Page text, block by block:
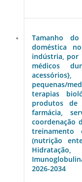
Tamanho
doméstica
indústria, por
médicos
pequenas/
terapias
produtos de
farmácia,
coordenação
treinamento
(nutrição
2026-2034